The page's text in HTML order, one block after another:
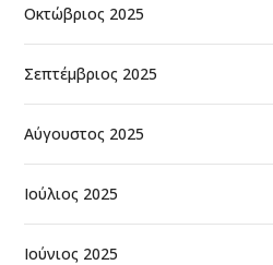
Οκτώβριος 2025
Σεπτέμβριος 2025
Αύγουστος 2025
Ιούλιος 2025
Ιούνιος 2025